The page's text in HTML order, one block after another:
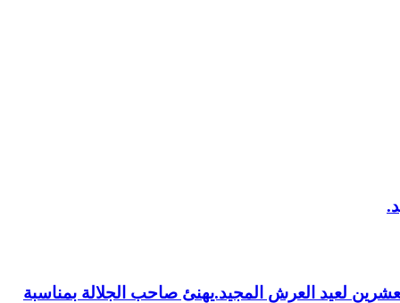
لعيد العرش المجيد.يهنئ صاحب الجلالة بمناسبة